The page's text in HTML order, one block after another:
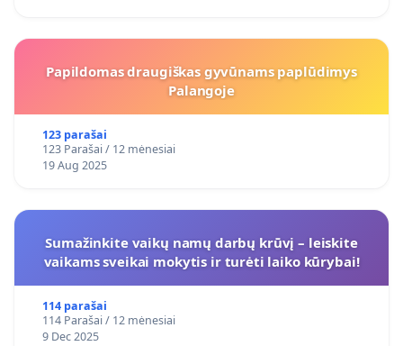
Papildomas draugiškas gyvūnams paplūdimys
Palangoje
123 parašai
123 Parašai / 12 mėnesiai
19 Aug 2025
Sumažinkite vaikų namų darbų krūvį – leiskite
vaikams sveikai mokytis ir turėti laiko kūrybai!
114 parašai
114 Parašai / 12 mėnesiai
9 Dec 2025